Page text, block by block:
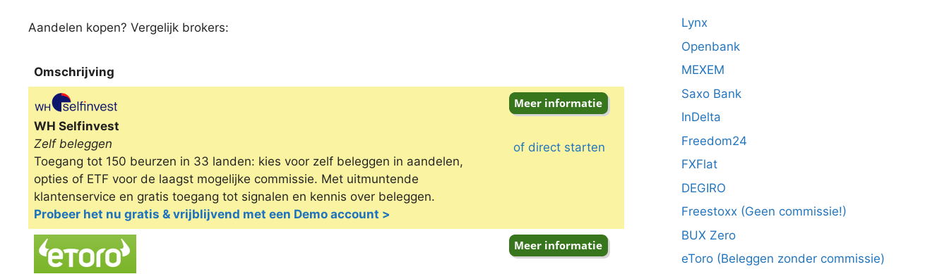
Aandelen kopen? Vergelijk brokers:
Omschrijving
Omschrijving
WH Selfinvest
Zelf beleggen
Toegang tot 150 beurzen in 33 landen: kies voor zelf beleggen in aandelen,
opties of ETF voor de laagst mogelijke commissie. Met uitmuntende
klantenservice en gratis toegang tot signalen en kennis over beleggen.
Probeer het nu gratis & vrijblijvend met een Demo account >
of direct starten
Lynx
Openbank
MEXEM
Saxo Bank
InDelta
Freedom24
FXFlat
DEGIRO
Freestoxx (Geen commissie!)
BUX Zero
eToro (Beleggen zonder commissie)